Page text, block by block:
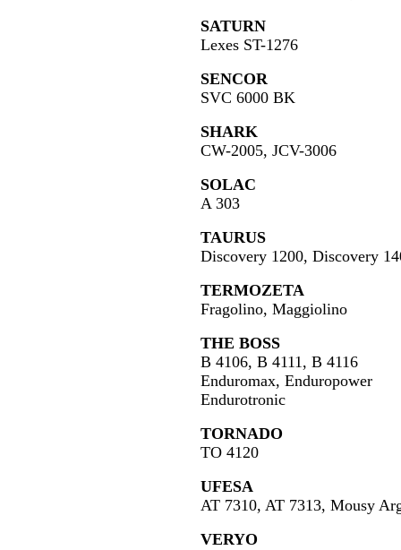
SATURN
Lexes ST-1276
SENCOR
SVC 6000 BK
SHARK
CW-2005, JCV-3006
SOLAC
A 303
TAURUS
Discovery 1200, Discovery
TERMOZETA
Fragolino, Maggiolino
THE BOSS
B 4106, B 4111, B 4116
Enduromax, Enduropower
Endurotronic
TORNADO
TO 4120
UFESA
AT 7310, AT 7313, Mousy
VERYO